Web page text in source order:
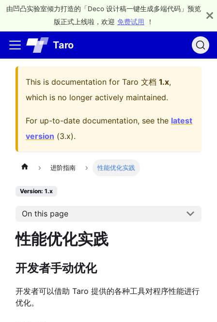
由凹凸实验室倾力打造的「Deco 设计稿一键生成多端代码」预览
版正式上线啦，欢迎 免费试用 ！
Taro
This is documentation for Taro 文档 1.x,
which is no longer actively maintained.
For up-to-date documentation, see the latest
version (3.x).
进阶指南 性能优化实践
Version: 1.x
On this page
性能优化实践
开发者手动优化
开发者可以借助 Taro 提供的各种工具对程序性能进行
优化。